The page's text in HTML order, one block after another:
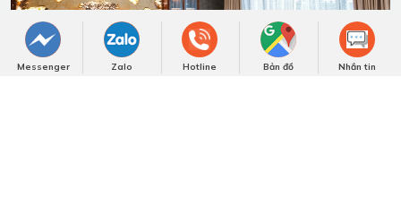
Messenger Zalo Hotline Bản đồ Nhắn tin